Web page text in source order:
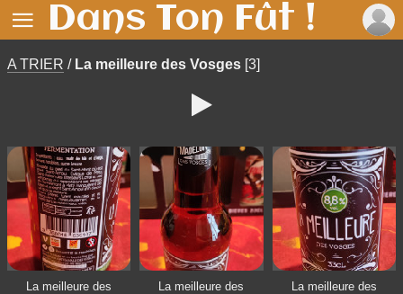
 Dans Ton Fût !
A TRIER / La meilleure des Vosges [3]

La meilleure des
La meilleure des
La meilleure des